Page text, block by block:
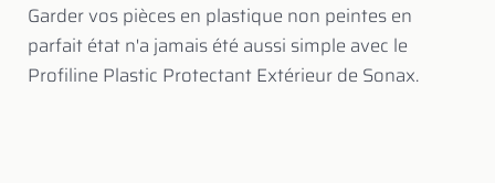
Garder vos pièces en plastique non peintes en
parfait état n'a jamais été aussi simple avec le
Profiline Plastic Protectant Extérieur de Sonax.